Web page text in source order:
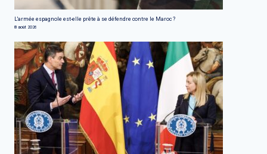
L'armée espagnole est-elle prête à se défendre contre le Maroc ?
8 août 2026